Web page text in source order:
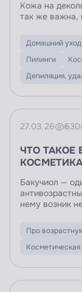
Кожа на
так же важна,
Домашний
Пилинги
Депиляция,
27.03.26 530
ЧТО ТАКОЕ
Бакучиол —
нему возник
Про
Косметическая